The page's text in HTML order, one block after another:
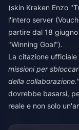
(skin Kraken Enzo
l'intero server
partire dal 18
"Winning Goal").
La citazione
missioni per
della collaborazione."
dovrebbe basarsi,
reale e non solo